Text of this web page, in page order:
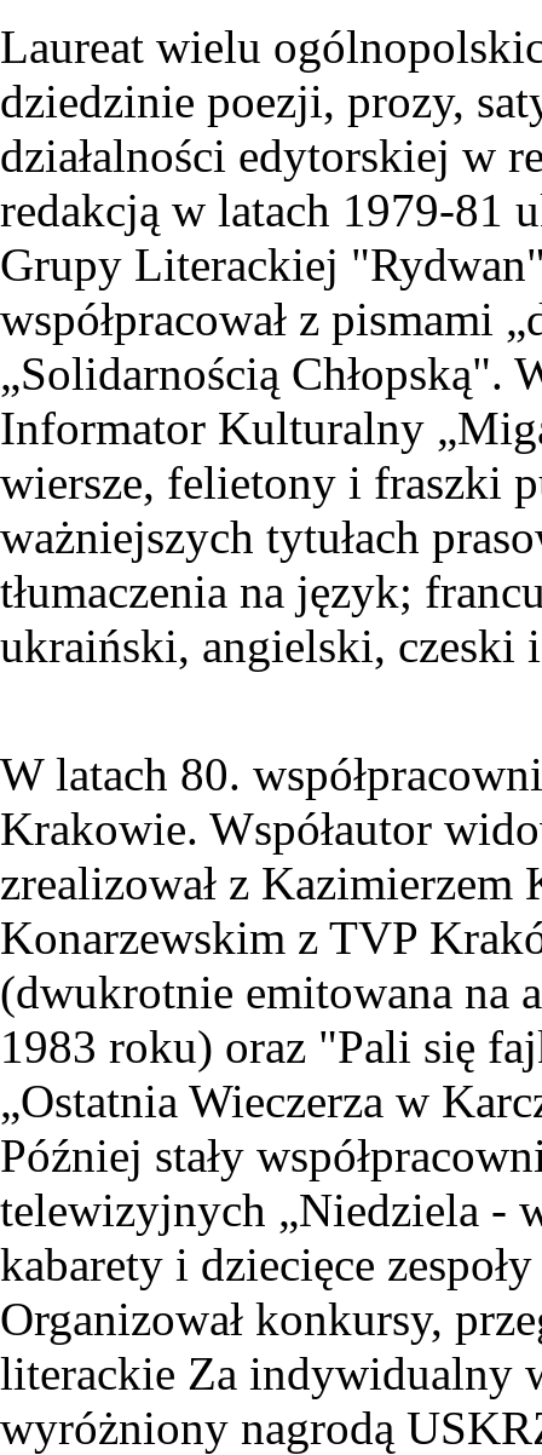
Laureat wielu
dziedzinie poezji, prozy,
działalności edytorskiej w
redakcją w latach 1979-81
Grupy Literackiej
współpracował z pismami
„Solidarnością Chłopską".
Informator Kulturalny
wiersze, felietony i fraszki
ważniejszych tytułach
tłumaczenia na język;
ukraiński, angielski, czeski
W latach 80.
Krakowie. Współautor
zrealizował z
Konarzewskim z TVP
(dwukrotnie emitowana na
1983 roku) oraz "Pali się
„Ostatnia Wieczerza w
Później stały
telewizyjnych „Niedziela -
kabarety i dziecięce
Organizował konkursy,
literackie Za indywidualny
wyróżniony nagrodą